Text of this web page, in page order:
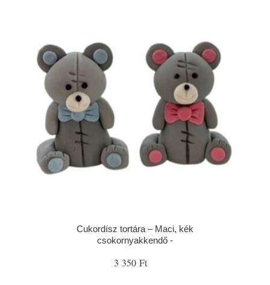
Cukordísz tortára – Maci, kék
csokornyakkendő -
3 350 Ft